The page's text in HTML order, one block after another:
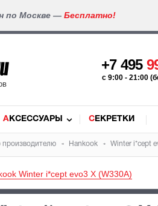
по Москве — Бесплатно!
+7 495
c 9:00 - 21:00
АКСЕССУАРЫ СЕКРЕТКИ
производителю Hankook Winter i*cept
Winter i*cept evo3 X (W330A)